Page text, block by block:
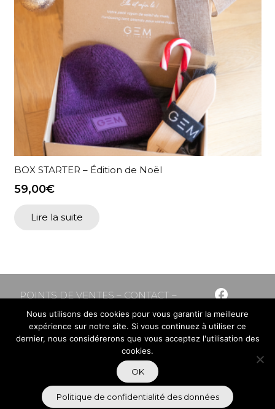
BOX STARTER – Édition de Noël
59,00€
Lire la suite
POINTS DE VENTES – CONTACT–
CONFIDENTIALITÉ
© 2021 – GEM Equitation – Design byFlow44
Nous utilisons des cookies pour vous garantir la meilleure
expérience sur notre site. Si vous continuez à utiliser ce
dernier, nous considérerons que vous acceptez l'utilisation des
cookies.
OK
Politique de confidentialité des données